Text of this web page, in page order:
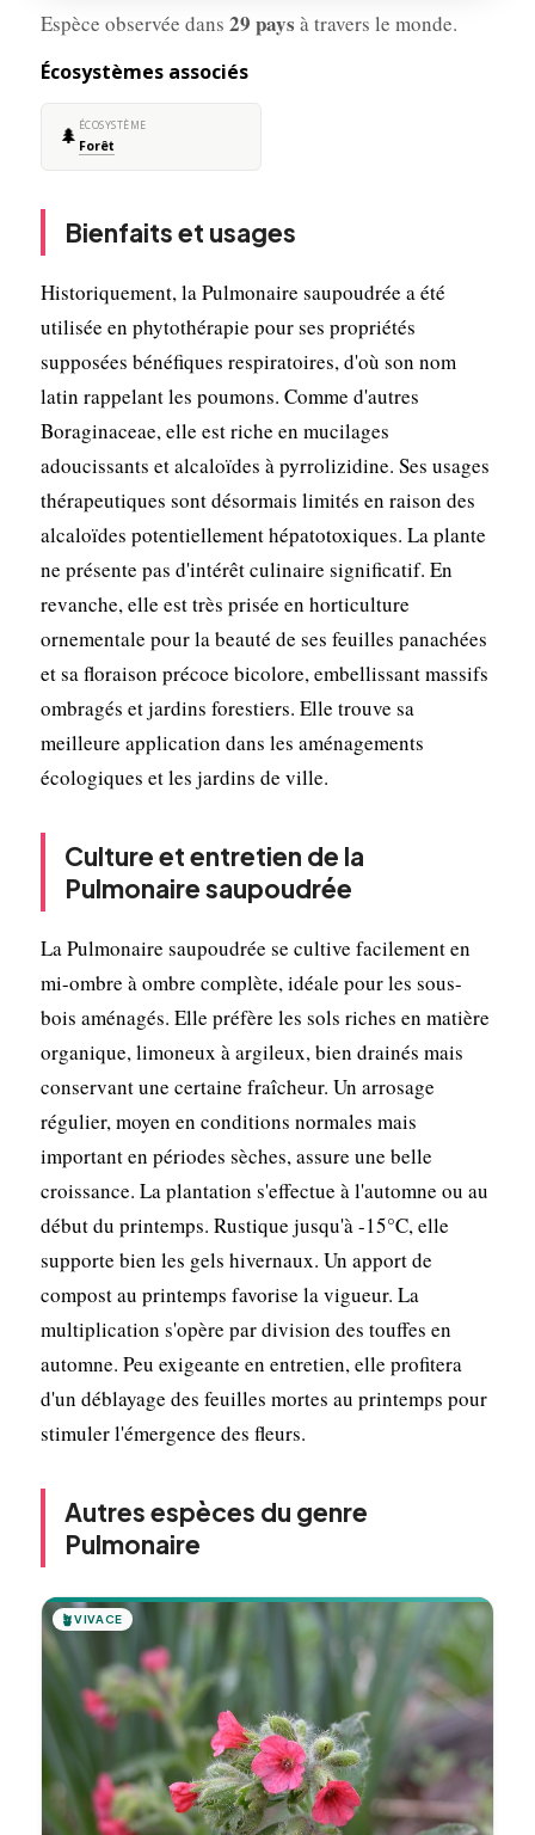
Espèce observée dans 29 pays à travers le monde.
Écosystèmes associés
🌲 ÉCOSYSTÈME
Forêt
Bienfaits et usages
Historiquement, la Pulmonaire saupoudrée a été
utilisée en phytothérapie pour ses propriétés
supposées bénéfiques respiratoires, d'où son nom
latin rappelant les poumons. Comme d'autres
Boraginaceae, elle est riche en mucilages
adoucissants et alcaloïdes à pyrrolizidine. Ses usages
thérapeutiques sont désormais limités en raison des
alcaloïdes potentiellement hépatotoxiques. La plante
ne présente pas d'intérêt culinaire significatif. En
revanche, elle est très prisée en horticulture
ornementale pour la beauté de ses feuilles panachées
et sa floraison précoce bicolore, embellissant massifs
ombragés et jardins forestiers. Elle trouve sa
meilleure application dans les aménagements
écologiques et les jardins de ville.
Culture et entretien de la
Pulmonaire saupoudrée
La Pulmonaire saupoudrée se cultive facilement en
mi-ombre à ombre complète, idéale pour les sous-
bois aménagés. Elle préfère les sols riches en matière
organique, limoneux à argileux, bien drainés mais
conservant une certaine fraîcheur. Un arrosage
régulier, moyen en conditions normales mais
important en périodes sèches, assure une belle
croissance. La plantation s'effectue à l'automne ou au
début du printemps. Rustique jusqu'à -15°C, elle
supporte bien les gels hivernaux. Un apport de
compost au printemps favorise la vigueur. La
multiplication s'opère par division des touffes en
automne. Peu exigeante en entretien, elle profitera
d'un déblayage des feuilles mortes au printemps pour
stimuler l'émergence des fleurs.
Autres espèces du genre
Pulmonaire
🪴VIVACE